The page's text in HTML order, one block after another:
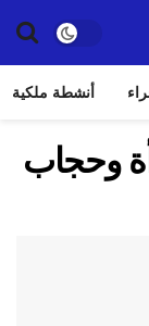
أنشطة ملكية
وحجاب